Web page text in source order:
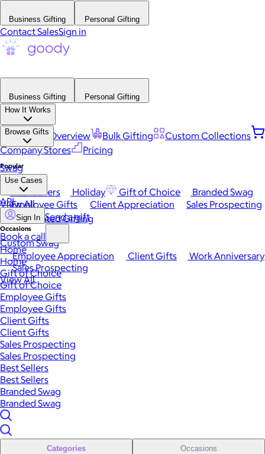
Business Gifting Personal Gifting
Contact SalesSign in
Business Gifting
Personal Gifting
How It Works
Platform Overview Bulk Gifting
Custom Collections
Company Stores
Pricing
Browse Gifts
Popular
Best Sellers Holiday Gift of Choice
Branded Swag
View All
Occasions
Employee Appreciation Client Gifts
Work Anniversary
Sales Prospecting
View All
Swag
Use Cases
Employee Gifts Client Appreciation
Sales Prospecting
Automated Gifting
Custom Swag
API
Sign In Send a gift
Book a call
Home
Home
Gift of Choice
Gift of Choice
Employee Gifts
Employee Gifts
Client Gifts
Client Gifts
Sales Prospecting
Sales Prospecting
Best Sellers
Best Sellers
Branded Swag
Branded Swag
Categories Occasions